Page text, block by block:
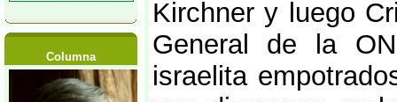
Columna
Kirchner y luego
General de la
israelita